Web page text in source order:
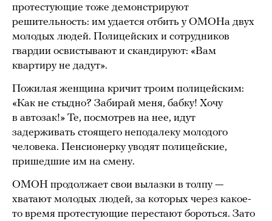
протестующие тоже демонстрируют
решительность: им удается отбить у ОМОНа двух
молодых людей. Полицейских и сотрудников
гвардии освистывают и скандируют: «Вам
квартиру не дадут».
Пожилая женщина кричит троим полицейским:
«Как не стыдно? Забирай меня, бабку! Хочу
в автозак!» Те, посмотрев на нее, идут
задерживать стоящего неподалеку молодого
человека. Пенсионерку уводят полицейские,
пришедшие им на смену.
ОМОН продолжает свои вылазки в толпу —
хватают молодых людей, за которых через какое-
то время протестующие перестают бороться. Зато